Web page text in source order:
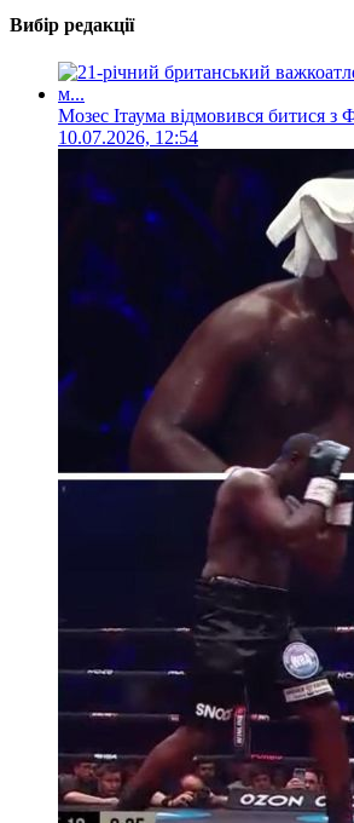
Вибір редакції
Мозес Ітаума відмовився битися
10.07.2026, 12:54